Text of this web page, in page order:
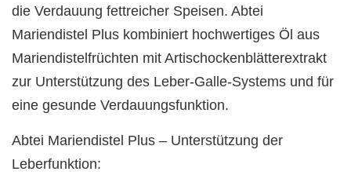
die Verdauung fettreicher Speisen. Abtei
Mariendistel Plus kombiniert hochwertiges Öl aus
Mariendistelfrüchten mit Artischockenblätterextrakt
zur Unterstützung des Leber-Galle-Systems und für
eine gesunde Verdauungsfunktion.
Abtei Mariendistel Plus – Unterstützung der
Leberfunktion: